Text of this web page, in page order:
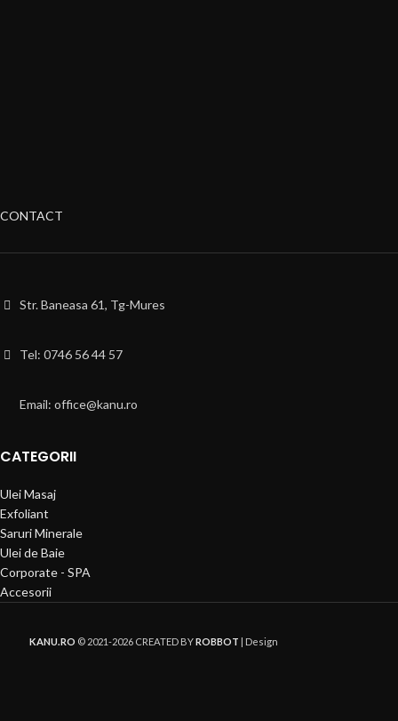
CONTACT
Str. Baneasa 61, Tg-Mures
Tel: 0746 56 44 57
Email: office@kanu.ro
CATEGORII
Ulei Masaj
Exfoliant
Saruri Minerale
Ulei de Baie
Corporate - SPA
Accesorii
KANU.RO © 2021-2026 CREATED BYROBBOT | Design